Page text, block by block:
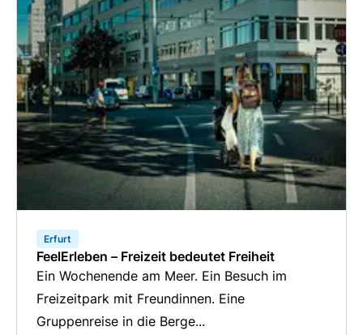
Erfurt
FeelErleben – Freizeit bedeutet Freiheit
Ein Wochenende am Meer. Ein Besuch im
Freizeitpark mit Freundinnen. Eine
Gruppenreise in die Berge...